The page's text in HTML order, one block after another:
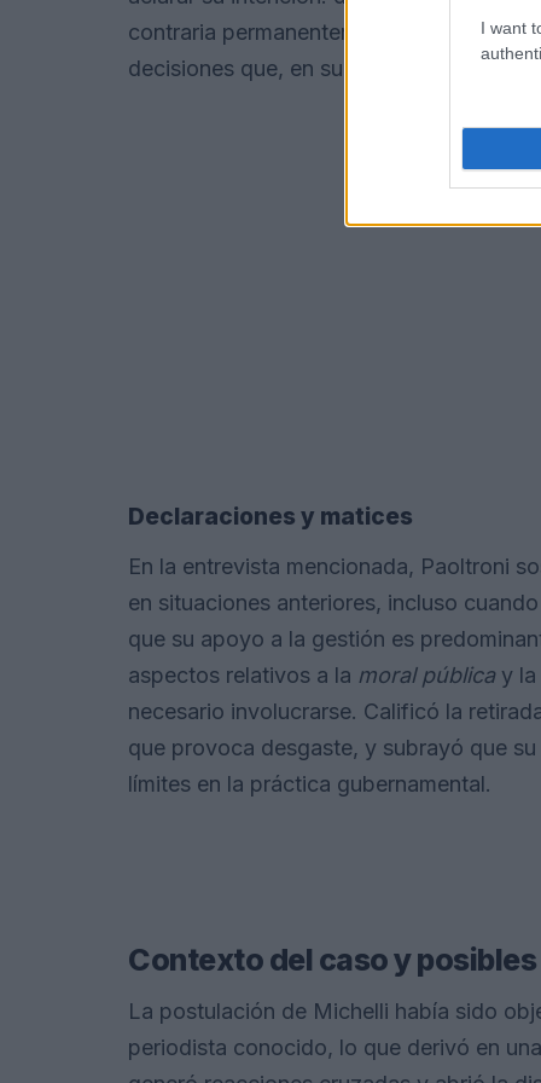
I want
contraria permanentemente, sino que
decisiones que, en su opinión, podrían
Declaraciones y matices
En la entrevista mencionada, Paoltroni
en situaciones anteriores, incluso
que su apoyo a la gestión es
aspectos relativos a la moral públicay la
necesario involucrarse. Calificó la
que provoca desgaste, y subrayó que
límites en la práctica gubernamental.
Contexto del caso y
La postulación de Michelli había sido
periodista conocido, lo que derivó en